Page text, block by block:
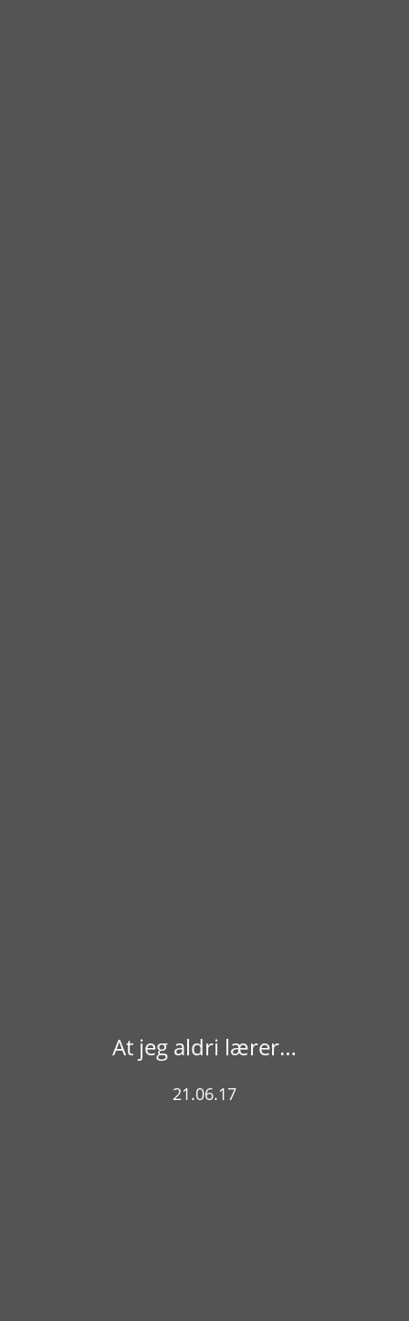
At jeg aldri lærer…
21.06.17